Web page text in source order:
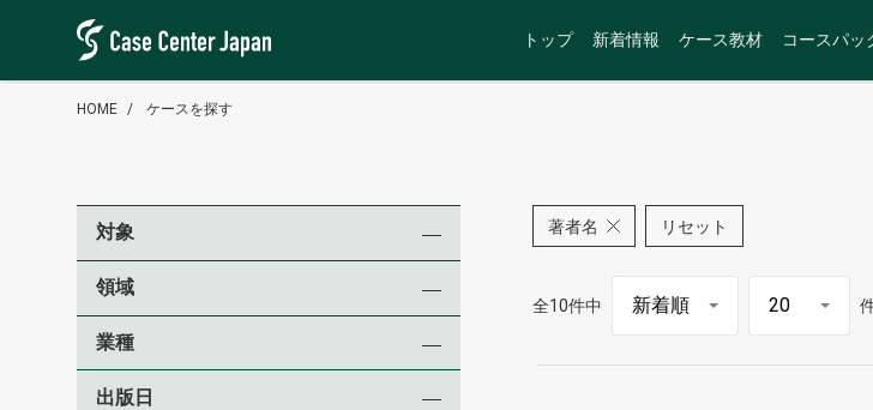
トップ 新着情報 ケース教材 コースパッ
HOME ケースを探す
著者名 リセット
全10件中
対象
領域
業種
出版日